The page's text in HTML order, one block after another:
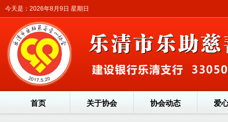
今天是：2026年8月9日 星期日
首页 关于协会 协会动态 爱